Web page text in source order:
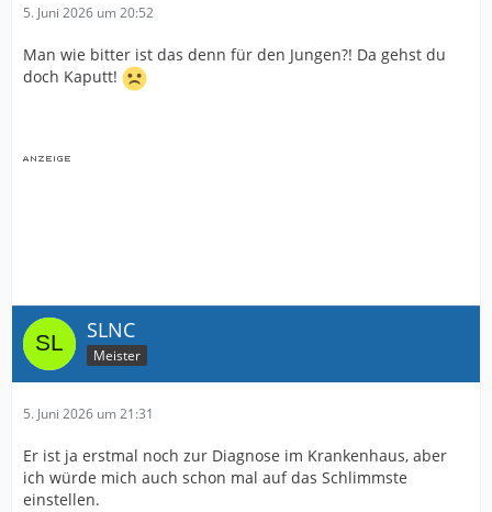
5. Juni 2026 um 20:52
Man wie bitter ist das denn für den Jungen?! Da gehst du
doch Kaputt!
SLNC
Meister
5. Juni 2026 um 21:31
Er ist ja erstmal noch zur Diagnose im Krankenhaus, aber
ich würde mich auch schon mal auf das Schlimmste
einstellen.